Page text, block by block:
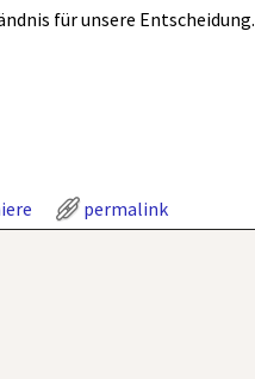
für unsere Entscheidung.
permalink